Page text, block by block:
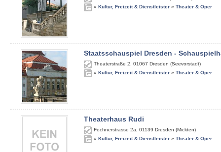
» Kultur, Freizeit & Dienstleister » Theater & Oper
Staatsschauspiel Dresden -
Theaterstraße 2 01067 Dresden (Seevorstadt)
» Kultur, Freizeit & Dienstleister » Theater & Oper
Theaterhaus Rudi
Fechnerstrasse 2a 01139 Dresden (Mickten)
» Kultur, Freizeit & Dienstleister » Theater & Oper